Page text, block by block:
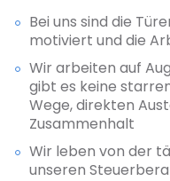
Bei uns sind die
motiviert und die
Wir arbeiten auf
gibt es keine
Wege, direkten
Zusammenhalt
Wir leben von der
unseren